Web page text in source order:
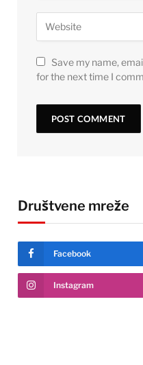
Save my name,
for the next time I
Društvene mreže
Facebook
Instagram